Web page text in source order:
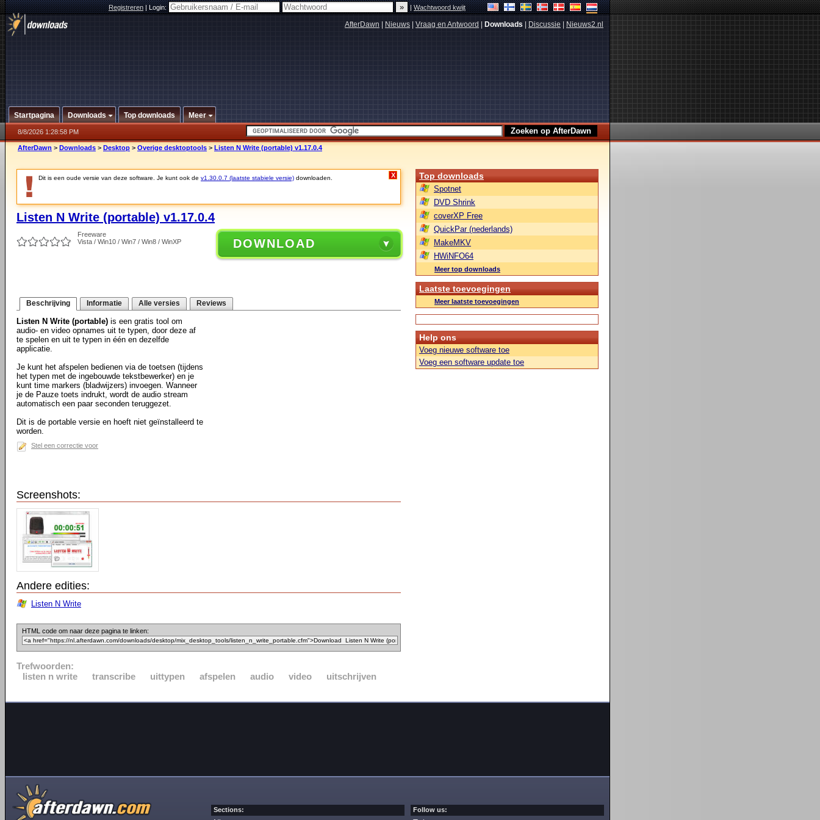
Registreren|Login: |Wachtwoord kwijt
AfterDawn Nieuws Vraag en Antwoord Downloads Discussie Nieuws2.nl
Startpagina Downloads Top downloads Meer
8/8/2026 1:28:58 PM
AfterDawn > Downloads > Desktop > Overige desktoptools > Listen N Write (portable) v1.17.0.4
Dit is een oude versie van deze software. Je kunt ook de v1.30.0.7 (laatste stabiele versie) downloaden. X
Listen N Write (portable) v1.17.0.4
Freeware
Vista / Win10 / Win7 / Win8 / WinXP
DOWNLOAD
Beschrijving Informatie Alle versies Reviews
Listen N Write (portable) is een gratis tool om
audio- en video opnames uit te typen, door deze af
te spelen en uit te typen in één en dezelfde
applicatie.
Je kunt het afspelen bedienen via de toetsen (tijdens
het typen met de ingebouwde tekstbewerker) en je
kunt time markers (bladwijzers) invoegen. Wanneer
je de Pauze toets indrukt, wordt de audio stream
automatisch een paar seconden teruggezet.
Dit is de portable versie en hoeft niet geïnstalleerd te
worden.
Stel een correctie voor
Screenshots:
Andere edities:
Listen N Write
HTML code om naar deze pagina te linken:
Trefwoorden:
listen n write
transcribe uittypen afspelen audio video uitschrijven
Top downloads
Spotnet
DVD Shrink
coverXP Free
QuickPar (nederlands)
MakeMKV
HWiNFO64
Meer top downloads
Laatste toevoegingen
Meer laatste toevoegingen
Help ons
Voeg nieuwe software toe
Voeg een software update toe
Sections: Follow us: